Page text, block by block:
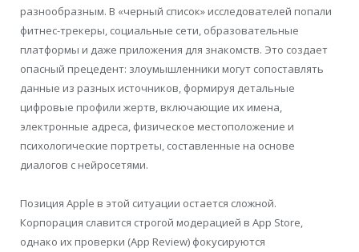
разнообразным. В «черный список» исследователей попали
фитнес-трекеры, социальные сети, образовательные
платформы и даже приложения для знакомств. Это создает
опасный прецедент: злоумышленники могут сопоставлять
данные из разных источников, формируя детальные
цифровые профили жертв, включающие их имена,
электронные адреса, физическое местоположение и
психологические портреты, составленные на основе
диалогов с нейросетями.
Позиция Apple в этой ситуации остается сложной.
Корпорация славится строгой модерацией в App Store,
однако их проверки (App Review) фокусируются